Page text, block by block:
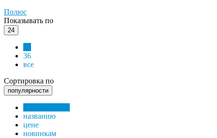
Полюс
Показывать по
24
36
все
Сортировка по
популярности
названию
цене
новинкам